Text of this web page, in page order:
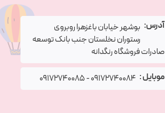
آدرس: بوشهر خیابان باغزهرا روبروی
رستوران نخلستان جنب بانک توسعه
صادرات فروشگاه رنگدانه
موبایل : 09172740084
-
09172740085